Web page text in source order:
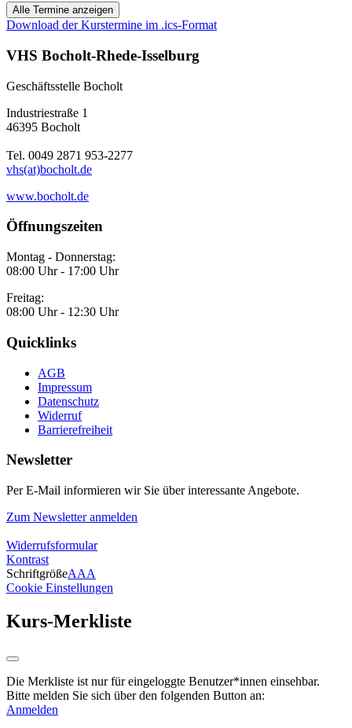
Alle Termine anzeigen
Download der Kurstermine im .ics-Format
VHS Bocholt-Rhede-Isselburg
Geschäftsstelle Bocholt
Industriestraße 1
46395 Bocholt
Tel. 0049 2871 953-2277
vhs(at)bocholt.de
www.bocholt.de
Öffnungszeiten
Montag - Donnerstag:
08:00 Uhr - 17:00 Uhr
Freitag:
08:00 Uhr - 12:30 Uhr
Quicklinks
AGB
Impressum
Datenschutz
Widerruf
Barrierefreiheit
Newsletter
Per E-Mail informieren wir Sie über interessante Angebote.
Zum Newsletter anmelden
Widerrufsformular
Kontrast
SchriftgrößeAAA
Cookie Einstellungen
Kurs-Merkliste
Die Merkliste ist nur für eingeloggte Benutzer*innen einsehbar.
Bitte melden Sie sich über den folgenden Button an:
Anmelden